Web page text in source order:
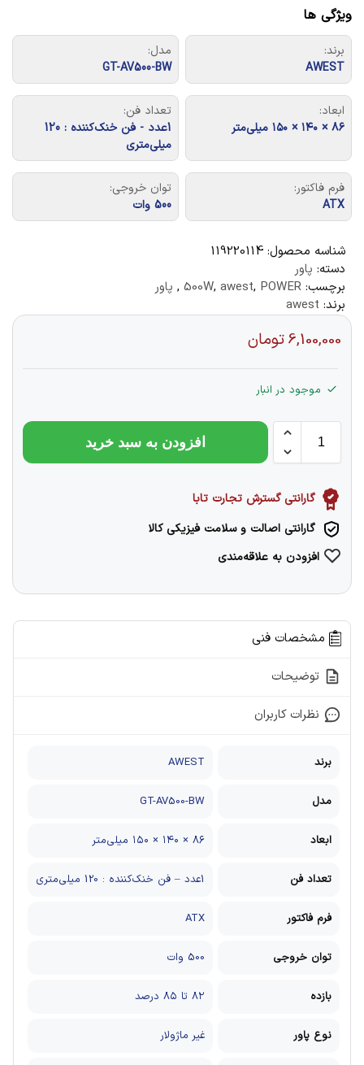
ویژگی ها
برند:
AWEST
مدل:
GT-AV500-BW
ابعاد:
۸۶ × ۱۴۰ × ۱۵۰ میلی‌متر
تعداد فن:
1عدد - فن خنک‌کننده : 120
میلی‌متری
فرم فاکتور:
ATX
توان خروجی:
500 وات
شناسه محصول: 119220114
دسته: پاور
برچسب:
500W, awest, POWER
, پاور
برند: awest
6,100,000تومان
موجود در انبار
افزودن به سبد خرید
گارانتی گسترش تجارت تابا
گارانتی اصالت و سلامت فیزیکی کالا
افزودن به علاقه‌مندی
مشخصات فنی
توضیحات
نظرات کاربران
برند AWEST
مدل GT-AV500-BW
ابعاد ۸۶ × ۱۴۰ × ۱۵۰ میلی‌متر
تعداد فن 1عدد – فن خنک‌کننده : 120 میلی‌متری
فرم فاکتور ATX
توان خروجی 500 وات
بازده ۸۲ تا ۸۵ درصد
نوع پاور غیر ماژولار